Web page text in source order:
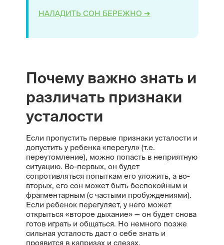
НАЛАДИТЬ СОН БЕРЕЖНО ➔
Почему важно знать и
различать признаки
усталости
Если пропустить первые признаки усталости и
допустить у ребенка «перегул» (т.е.
переутомление), можно попасть в неприятную
ситуацию. Во-первых, он будет
сопротивляться попыткам его уложить, а во-
вторых, его сон может быть беспокойным и
фрагментарным (с частыми пробуждениями).
Если ребенок перегуляет, у него может
открыться «второе дыхание» — он будет снова
готов играть и общаться. Но немного позже
сильная усталость даст о себе знать и
проявится в капризах и слезах.